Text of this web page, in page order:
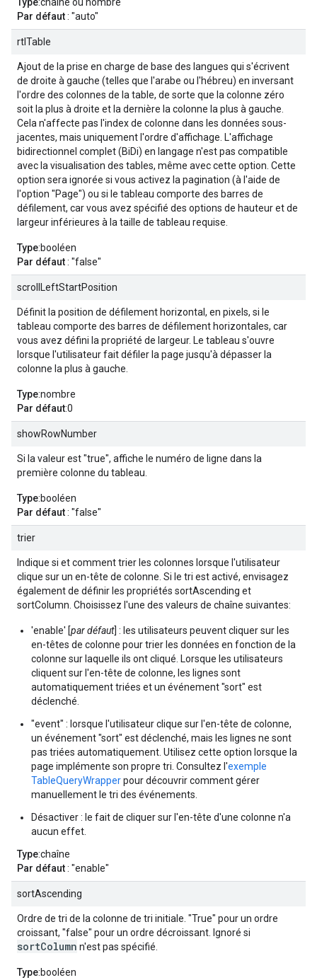
Par défaut: "auto"
rtlTable
Ajout de la prise en charge de base des langues qui s'écrivent
de droite à gauche (telles que l'arabe ou l'hébreu) en inversant
l'ordre des colonnes de la table, de sorte que la colonne zéro
soit la plus à droite et la dernière la colonne la plus à gauche.
Cela n'affecte pas l'index de colonne dans les données sous-
jacentes, mais uniquement l'ordre d'affichage. L'affichage
bidirectionnel complet (BiDi) en langage n'est pas compatible
avec la visualisation des tables, même avec cette option. Cette
option sera ignorée si vous activez la pagination (à l'aide de
l'option "Page") ou si le tableau comporte des barres de
défilement, car vous avez spécifié des options de hauteur et de
largeur inférieures à la taille de tableau requise.
Type:booléen
Par défaut: "false"
scrollLeftStartPosition
Définit la position de défilement horizontal, en pixels, si le
tableau comporte des barres de défilement horizontales, car
vous avez défini la propriété de largeur. Le tableau s'ouvre
lorsque l'utilisateur fait défiler la page jusqu'à dépasser la
colonne la plus à gauche.
Type:nombre
Par défaut:0
showRowNumber
Si la valeur est "true", affiche le numéro de ligne dans la
première colonne du tableau.
Type:booléen
Par défaut: "false"
trier
Indique si et comment trier les colonnes lorsque l'utilisateur
clique sur un en-tête de colonne. Si le tri est activé, envisagez
également de définir les propriétés sortAscending et
sortColumn. Choisissez l'une des valeurs de chaîne suivantes:
'enable' [par défaut] : les utilisateurs peuvent cliquer sur les
en-têtes de colonne pour trier les données en fonction de la
colonne sur laquelle ils ont cliqué. Lorsque les utilisateurs
cliquent sur l'en-tête de colonne, les lignes sont
automatiquement triées et un événement "sort" est
déclenché.
"event" : lorsque l'utilisateur clique sur l'en-tête de colonne,
un événement "sort" est déclenché, mais les lignes ne sont
pas triées automatiquement. Utilisez cette option lorsque la
page implémente son propre tri. Consultez l'exemple
TableQueryWrapperpour découvrir comment gérer
manuellement le tri des événements.
Désactiver : le fait de cliquer sur l'en-tête d'une colonne n'a
aucun effet.
Type:chaîne
Par défaut: "enable"
sortAscending
Ordre de tri de la colonne de tri initiale. "True" pour un ordre
croissant, "false" pour un ordre décroissant. Ignoré si
sortColumn n'est pas spécifié.
Type:booléen